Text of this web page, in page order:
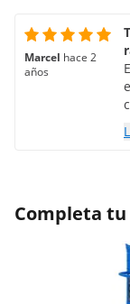
Marcel hace 2
años
Completa tu